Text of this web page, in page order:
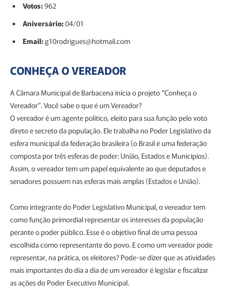
Votos:962
Aniversário:04/01
Email:g10rodrigues@hotmail.com
CONHEÇA O VEREADOR
A Câmara Municipal de Barbacena inicia o projeto “Conheça o
Vereador”. Você sabe o que é um Vereador?
O vereador é um agente político, eleito para sua função pelo voto
direto e secreto da população. Ele trabalha no Poder Legislativo da
esfera municipal da federação brasileira (o Brasil é uma federação
composta por três esferas de poder: União, Estados e Municípios).
Assim, o vereador tem um papel equivalente ao que deputados e
senadores possuem nas esferas mais amplas (Estados e União).
Como integrante do Poder Legislativo Municipal, o vereador tem
como função primordial representar os interesses da população
perante o poder público. Esse é o objetivo final de uma pessoa
escolhida como representante do povo. E como um vereador pode
representar, na prática, os eleitores? Pode-se dizer que as atividades
mais importantes do dia a dia de um vereador é legislar e fiscalizar
as ações do Poder Executivo Municipal.